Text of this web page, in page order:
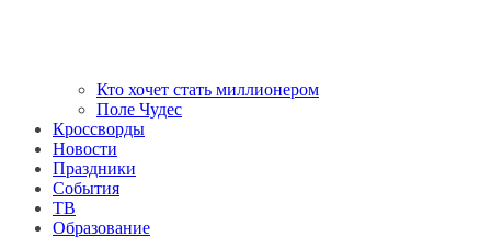
Кто хочет стать миллионером
Поле Чудес
Кроссворды
Новости
Праздники
События
ТВ
Образование